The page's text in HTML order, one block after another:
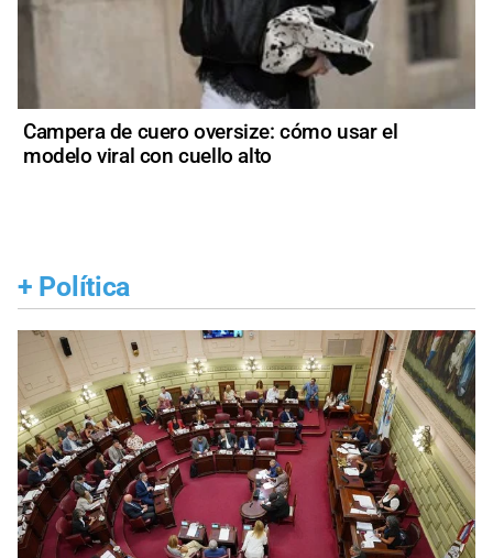
Campera de cuero oversize: cómo usar el
modelo viral con cuello alto
+ Política